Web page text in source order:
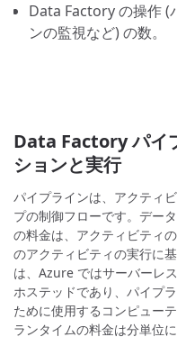
Data Factory の操作 (
ンの監視など) の数。
Data Factory パイ
ションと実行
パイプラインは、アクティ
プの制御フローです。デー
の料金は、アクティビティ
のアクティビティの実行に
は、Azure ではサーバーレ
ホステッドであり、パイプ
ために使用するコンピュー
ランタイムの料金は分単位